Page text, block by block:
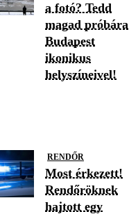
a fotó? Tedd
magad próbára
Budapest
ikonikus
helyszíneivel!
RENDŐR
Most érkezett!
Rendőröknek
hajtott egy